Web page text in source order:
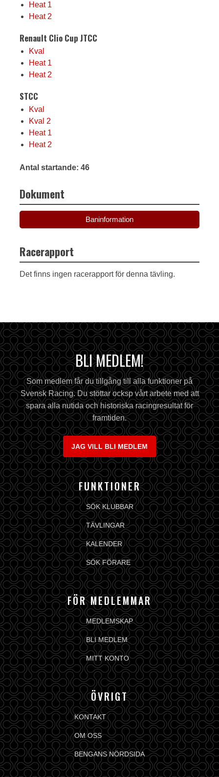
Heat 1
Heat 2
Renault Clio Cup JTCC
Kval
Heat 1
Heat 2
STCC
Kval
Kval 2
Heat 1
Heat 2
Antal startande: 46
Dokument
Baninformation
Racerapport
Det finns ingen racerapport för denna tävling.
BLI MEDLEM!
Som medlem får du tillgång till alla funktioner på
Svensk Racing. Du stöttar ocksp vårt arbete med att
spara alla nutida och historiska racingresultat för
framtiden.
JAG VILL BLI MEDLEM
FUNKTIONER
SÖK KLUBBAR
TÄVLINGAR
KALENDER
SÖK FÖRARE
FÖR MEDLEMMAR
MEDLEMSKAP
BLI MEDLEM
MITT KONTO
ÖVRIGT
KONTAKT
OM OSS
BENGANS NÖRDSIDA